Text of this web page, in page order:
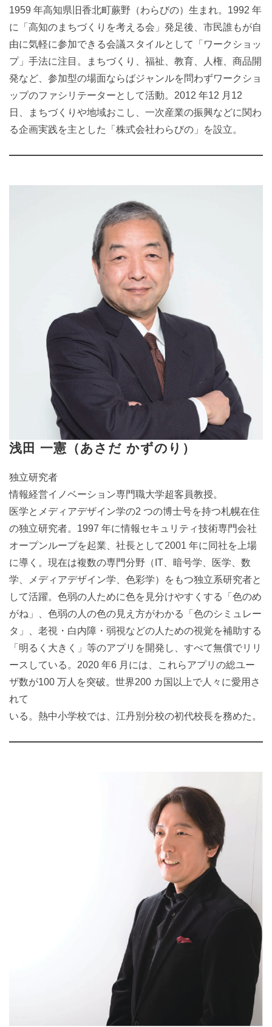
1959 年高知県旧香北町蕨野（わらびの）生まれ。1992 年
に「高知のまちづくりを考える会」発足後、市民誰もが自
由に気軽に参加できる会議スタイルとして「ワークショッ
プ」手法に注目。まちづくり、福祉、教育、人権、商品開
発など、参加型の場面ならばジャンルを問わずワークショ
ップのファシリテーターとして活動。2012 年12 月12
日、まちづくりや地域おこし、一次産業の振興などに関わ
る企画実践を主とした「株式会社わらびの」を設立。
浅田 一憲（あさだ かずのり）
独立研究者
情報経営イノベーション専門職大学超客員教授。
医学とメディアデザイン学の2 つの博士号を持つ札幌在住
の独立研究者。1997 年に情報セキュリティ技術専門会社
オープンループを起業、社長として2001 年に同社を上場
に導く。現在は複数の専門分野（IT、暗号学、医学、数
学、メディアデザイン学、色彩学）をもつ独立系研究者と
して活躍。色弱の人ために色を見分けやすくする「色のめ
がね」、色弱の人の色の見え方がわかる「色のシミュレー
タ」、老視・白内障・弱視などの人ための視覚を補助する
「明るく大きく」等のアプリを開発し、すべて無償でリリ
ースしている。2020 年6 月には、これらアプリの総ユー
ザ数が100 万人を突破。世界200 カ国以上で人々に愛用さ
れて
いる。熱中小学校では、江丹別分校の初代校長を務めた。